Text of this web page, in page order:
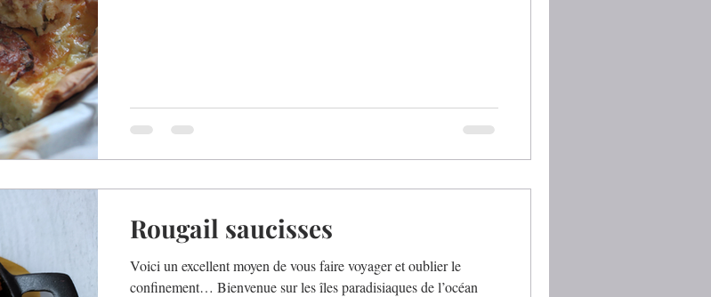
Rougail saucisses
Voici un excellent moyen de vous faire voyager et oublier le
confinement… Bienvenue sur les îles paradisiaques de l’océan